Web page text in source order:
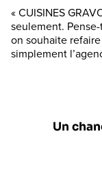
« CUISINES
seulement. Pense-
on souhaite
simplement
Un